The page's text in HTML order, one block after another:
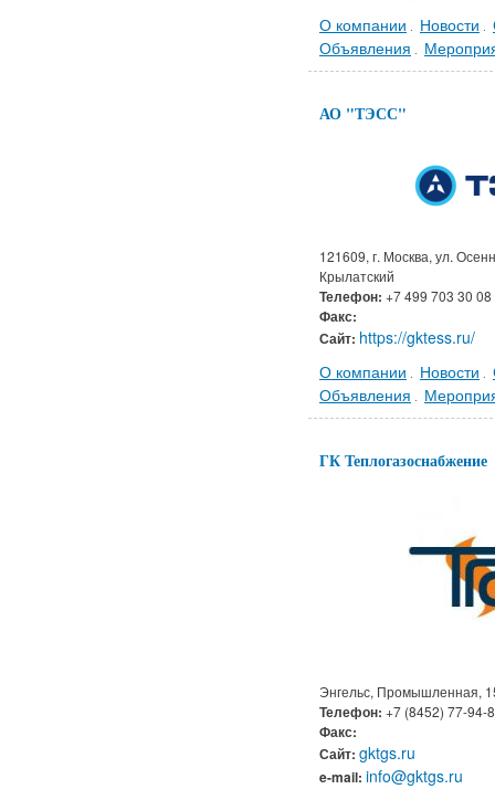
О компании . Новости .
Объявления .
АО "ТЭСС"
121609, г. Москва, ул.
Крылатский
Телефон: +7 499 703 30 08
Факс:
Сайт: https://gktess.ru/
О компании . Новости .
Объявления .
ГК Теплогазоснабжение
Энгельс, Промышленная,
Телефон: +7 (8452) 77-94-
Факс:
Сайт: gktgs.ru
e-mail: info@gktgs.ru